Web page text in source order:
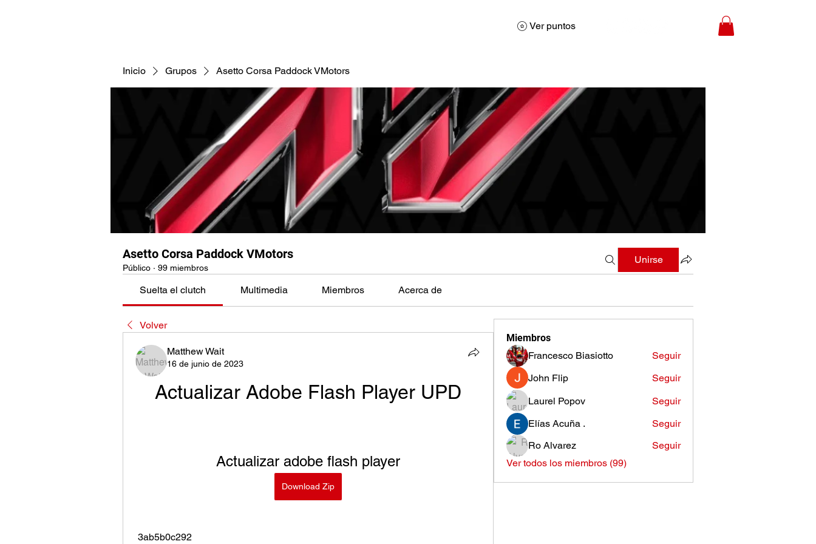
Ver puntos
Inicio Grupos Asetto Corsa Paddock VMotors
Asetto Corsa Paddock VMotors
Público · 99 miembros
Unirse
Suelta el clutch Multimedia Miembros Acerca de
Volver
Matthew Wait
16 de junio de 2023
Actualizar Adobe Flash Player UPD
Actualizar adobe flash player
Download Zip
3ab5b0c292
Miembros
Francesco Biasiotto
Seguir
John Flip
Seguir
Laurel Popov
Seguir
Elías Acuña .
Seguir
Ro Alvarez
Seguir
Ver todos los miembros (99)